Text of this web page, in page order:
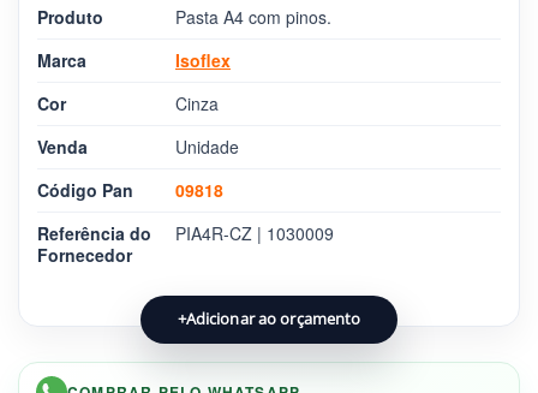
Produto
Pasta A4 com pinos.
Marca
Isoflex
Cor
Cinza
Venda
Unidade
Código Pan
09818
Referência do
Fornecedor
PIA4R-CZ | 1030009
+Adicionar ao orçamento